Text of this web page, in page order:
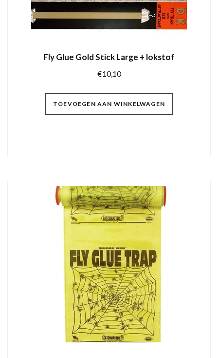
Fly Glue Gold Stick Large + lokstof
€10,10
TOEVOEGEN AAN WINKELWAGEN